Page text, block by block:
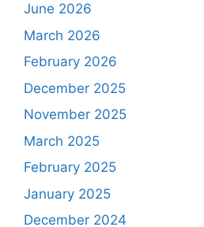
June 2026
March 2026
February 2026
December 2025
November 2025
March 2025
February 2025
January 2025
December 2024